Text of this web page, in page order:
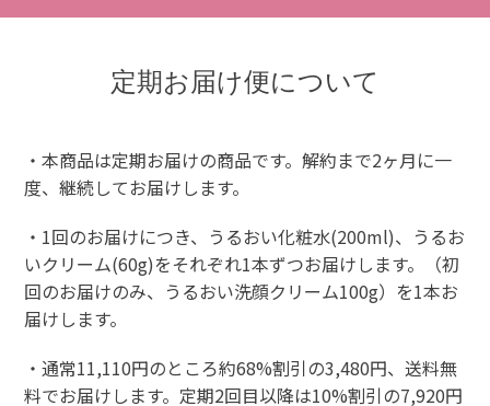
定期お届け便について
・本商品は定期お届けの商品です。解約まで2ヶ月に一
度、継続してお届けします。
・1回のお届けにつき、うるおい化粧水(200ml)、うるお
いクリーム(60g)をそれぞれ1本ずつお届けします。（初
回のお届けのみ、うるおい洗顔クリーム100g）を1本お
届けします。
・通常11,110円のところ約68%割引の3,480円、送料無
料でお届けします。定期2回目以降は10%割引の7,920円